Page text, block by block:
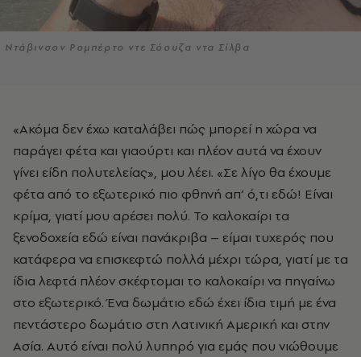
Ντάβινσον Ρομπέρτο ντε Σόουζα ντα Σίλβα
«Ακόμα δεν έχω καταλάβει πώς μπορεί η χώρα να
παράγει φέτα και γιαούρτι και πλέον αυτά να έχουν
γίνει είδη πολυτελείας», μου λέει. «Σε λίγο θα έχουμε
φέτα από το εξωτερικό πιο φθηνή απ’ ό,τι εδώ! Είναι
κρίμα, γιατί μου αρέσει πολύ. Το καλοκαίρι τα
ξενοδοχεία εδώ είναι πανάκριβα – είμαι τυχερός που
κατάφερα να επισκεφτώ πολλά μέχρι τώρα, γιατί με τα
ίδια λεφτά πλέον σκέφτομαι το καλοκαίρι να πηγαίνω
στο εξωτερικό. Ένα δωμάτιο εδώ έχει ίδια τιμή με ένα
πεντάστερο δωμάτιο στη Λατινική Αμερική και στην
Ασία. Αυτό είναι πολύ λυπηρό για εμάς που νιώθουμε